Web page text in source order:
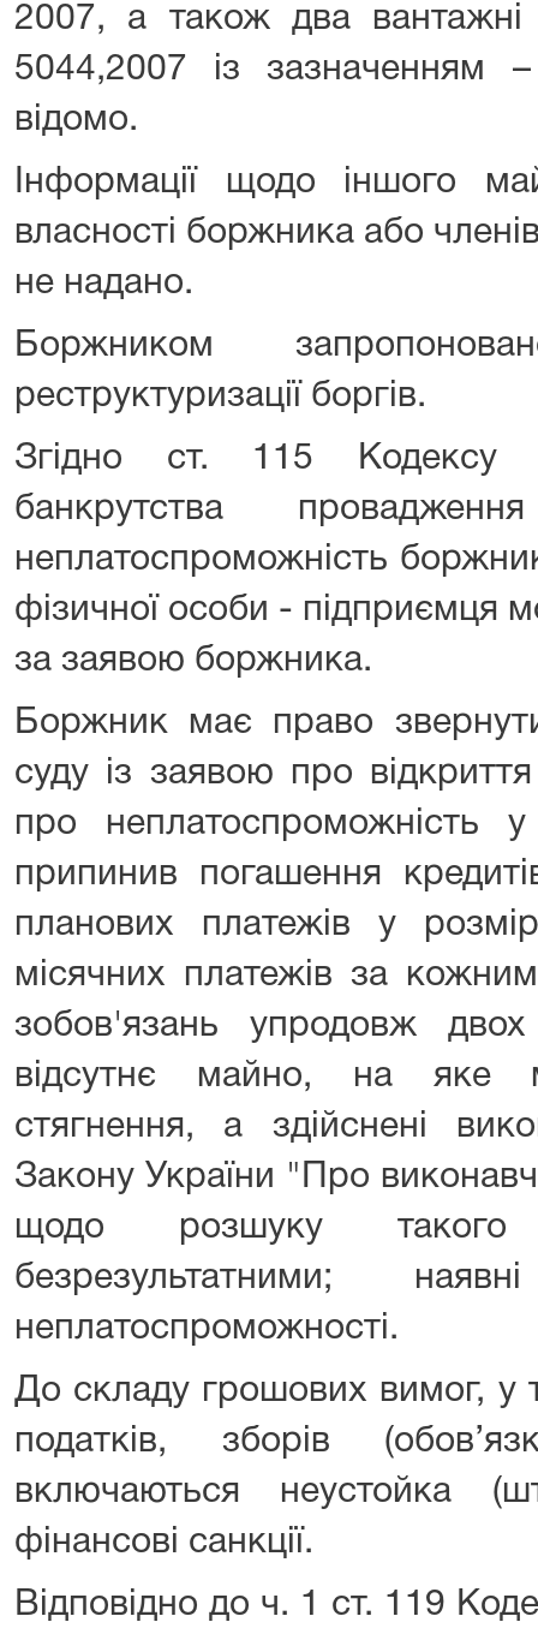
2007, а також два вантажні
5044,2007 із зазначенням
відомо.
Інформації щодо іншого
власності боржника або
не надано.
Боржником
реструктуризації боргів.
Згідно ст. 115 Кодексу
банкрутства
неплатоспроможність
фізичної особи - підприємця
за заявою боржника.
Боржник має право
суду із заявою про
про неплатоспроможність
припинив погашення
планових платежів у
місячних платежів за
зобов'язань упродовж
відсутнє майно, на яке
стягнення, а здійснені
Закону України "Про
щодо розшуку такого
безрезультатними;
неплатоспроможності.
До складу грошових вимог, у
податків, зборів
включаються неустойка
фінансові санкції.
Відповідно до ч. 1 ст. 119